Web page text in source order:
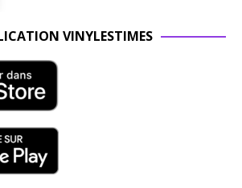
VINYLESTIMES